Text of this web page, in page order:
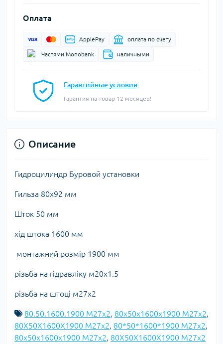
Оплата
ApplePay оплата по счету
Частями Monobank наличными
Гарантийные условия
Гарантия на товар 12 месяцев!
Описание
Гидроцилиндр Буровой установки
Гильза 80х92 мм
Шток 50 мм
хід штока 1600 мм
монтажний розмір 1900 мм
різьба на гідравліку м20х1.5
різьба на штоці м27х2
80.50.1600.1900 М27х2, 80x50x1600x1900 М27х2,
80X50X1600X1900 М27х2, 80*50*1600*1900 М27х2,
80х50х1600х1900 М27х2, 80Х50Х1600Х1900 М27х2